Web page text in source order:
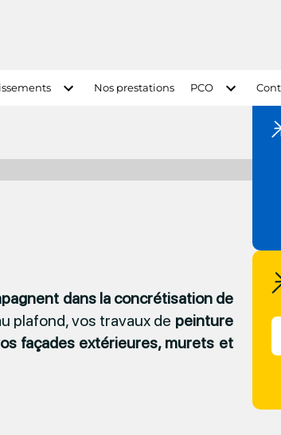
Nos prestations PCO
dans la concrétisation de
plafond, vos travaux de peinture
façades extérieures, murets et